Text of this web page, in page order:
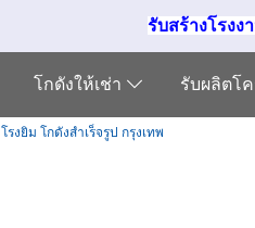
รับสร้างโรงง
โกดังให้เช่า รับผลิตโ
โรงยิม โกดังสำเร็จรูป กรุงเทพ